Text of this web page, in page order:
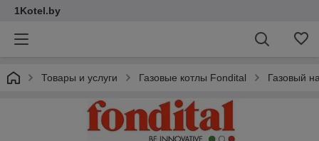
1Kotel.by
Товары и услуги Газовые котлы Fondital Газовый